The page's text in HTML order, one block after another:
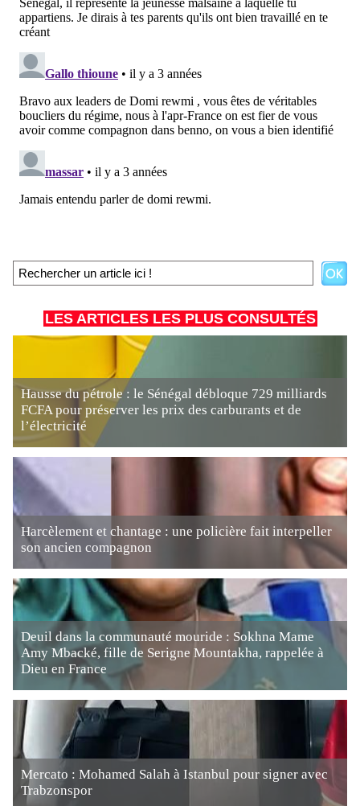
LES ARTICLES LES PLUS CONSULTÉS
Hausse du pétrole : le Sénégal débloque 729 milliards
FCFA pour préserver les prix des carburants et de
l’électricité
Harcèlement et chantage : une policière fait interpeller
son ancien compagnon
Deuil dans la communauté mouride : Sokhna Mame
Amy Mbacké, fille de Serigne Mountakha, rappelée à
Dieu en France
Mercato : Mohamed Salah à Istanbul pour signer avec
Trabzonspor